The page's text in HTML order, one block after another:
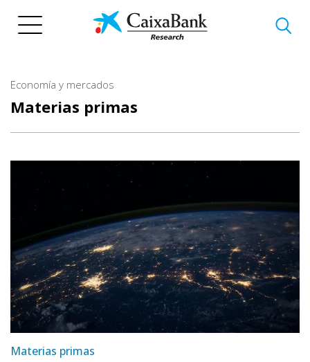
Economía y mercados
Materias primas
Materias primas